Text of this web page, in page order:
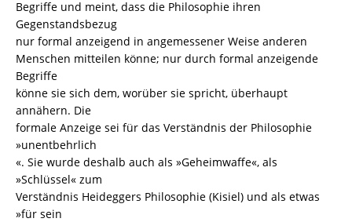
Begriffe und meint, dass die Philosophie ihren
Gegenstandsbezug
nur formal anzeigend in angemessener Weise anderen
Menschen mitteilen könne; nur durch formal anzeigende
Begriffe
könne sie sich dem, worüber sie spricht, überhaupt
annähern. Die
formale Anzeige sei für das Verständnis der Philosophie
»unentbehrlich
«. Sie wurde deshalb auch als »Geheimwaffe«, als
»Schlüssel« zum
Verständnis Heideggers Philosophie (Kisiel) und als etwas
»für sein